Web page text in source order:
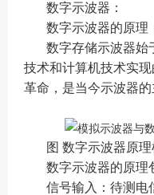
数字示波器：
数字示波器的原理
数字存储示波器始
技术和计算机技术实
革命，是当今示波器的
图 数字示波器原理
数字示波器的原理
信号输入：待测电